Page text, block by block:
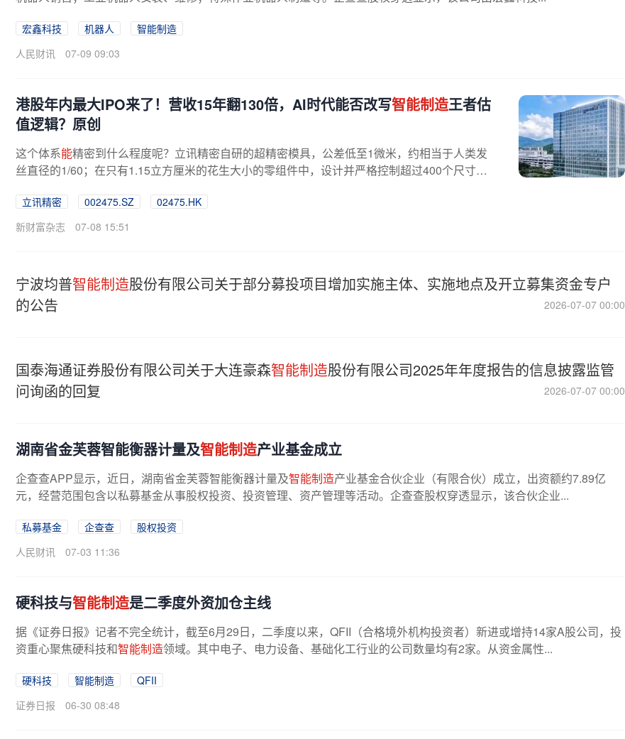
宏鑫科技 机器人
智能制造
人民财讯
07-09 09:03
港股年内最大IPO来了！营收15年翻130倍，AI时代能否改写智能制造王者估
值逻辑？原创
这个体系能精密到什么程度呢？立讯精密自研的超精密模具，公差低至1微米，约相当于人类发
丝直径的1/60；在只有1.15立方厘米的花生大小的零组件中，设计并严格控制超过400个尺寸参
立讯精密 002475.SZ
02475.HK
新财富杂志
07-08 15:51
宁波均普智能制造股份有限公司关于部分募投项目增加实施主体、实施地点及开立募集资金专户
的公告
2026-07-07 00:00
国泰海通证券股份有限公司关于大连豪森智能制造股份有限公司2025年年度报告的信息披露监管
问询函的回复
2026-07-07 00:00
湖南省金芙蓉智能衡器计量及智能制造产业基金成立
企查查APP显示，近日，湖南省金芙蓉智能衡器计量及智能制造产业基金合伙企业（有限合伙）成立，出资额约7.89亿
元，经营范围包含以私募基金从事股权投资、投资管理、资产管理等活动。企查查股权穿透显示，该合伙企业...
私募基金 企查查
股权投资
人民财讯
07-03 11:36
硬科技与智能制造是二季度外资加仓主线
据《证券日报》记者不完全统计，截至6月29日，二季度以来，QFII（合格境外机构投资者）新进或增持14家A股公司，投
资重心聚焦硬科技和智能制造领域。其中电子、电力设备、基础化工行业的公司数量均有2家。从资金属性...
硬科技 智能制造
QFII
证券日报
06-30 08:48